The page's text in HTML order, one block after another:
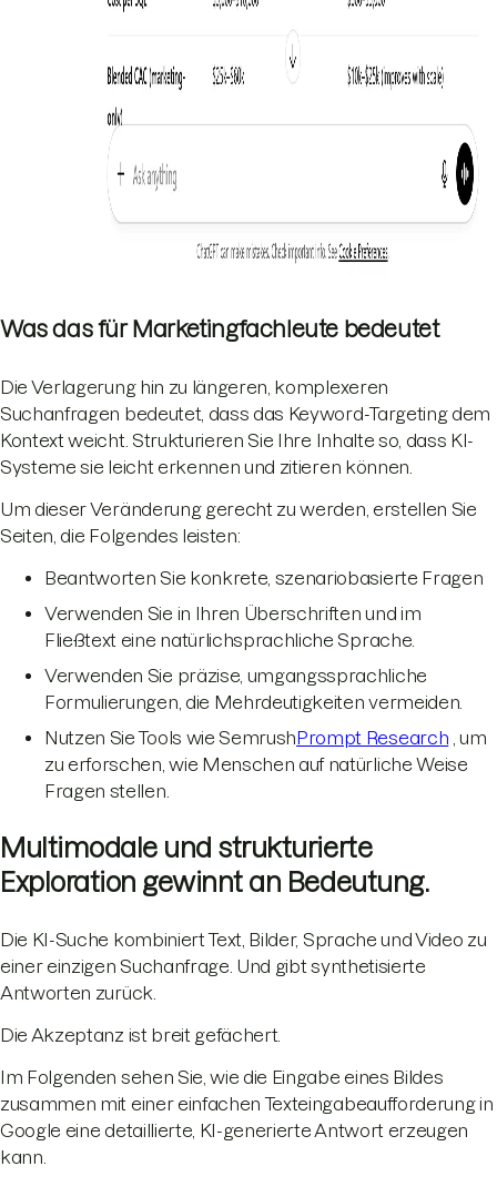
Was das für Marketingfachleute bedeutet
Die Verlagerung hin zu längeren, komplexeren
Suchanfragen bedeutet, dass das Keyword-Targetingdem
Kontext weicht. Strukturieren Sie Ihre Inhalte so, dass KI-
Systeme sie leicht erkennen und zitieren können.
Um dieser Veränderung gerecht zu werden, erstellen Sie
Seiten, die Folgendes leisten:
Beantworten Sie konkrete, szenariobasierte Fragen
Verwenden Sie in Ihren Überschriften und im
Fließtext eine natürlichsprachliche Sprache.
Verwenden Sie präzise, umgangssprachliche
Formulierungen, die Mehrdeutigkeiten vermeiden.
Nutzen Sie Tools wie Semrush Prompt Research , um
zu erforschen, wie Menschen auf natürliche Weise
Fragen stellen.
Multimodale und strukturierte
Exploration gewinnt an Bedeutung.
Die KI-Suche kombiniert Text, Bilder, Sprache und Video zu
einer einzigen Suchanfrage. Und gibt synthetisierte
Antworten zurück.
Die Akzeptanz ist breit gefächert.
Im Folgenden sehen Sie, wie die Eingabe eines Bildes
zusammen mit einer einfachen Texteingabeaufforderung in
Google eine detaillierte, KI-generierte Antwort erzeugen
kann.